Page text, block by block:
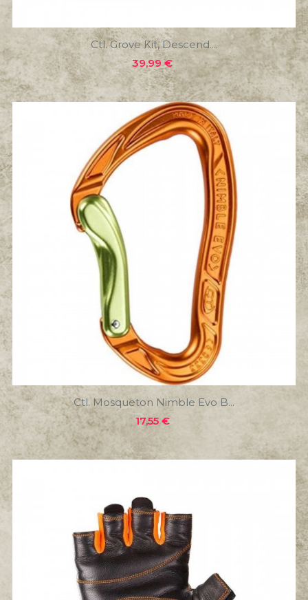
Ctl. Grove Kit, Descend....
Precio
39,99 €
Ctl. Mosqueton Nimble Evo B...
Precio
17,55 €